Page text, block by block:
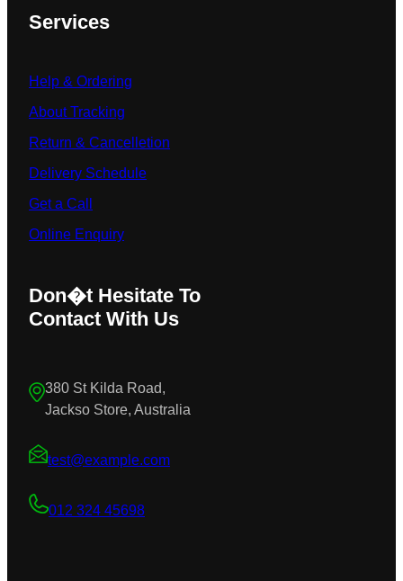
Services
Help & Ordering
About Tracking
Return & Cancelletion
Delivery Schedule
Get a Call
Online Enquiry
Don�t Hesitate To
Contact With Us
380 St Kilda Road,
Jackso Store, Australia
test@example.com
012 324 45698